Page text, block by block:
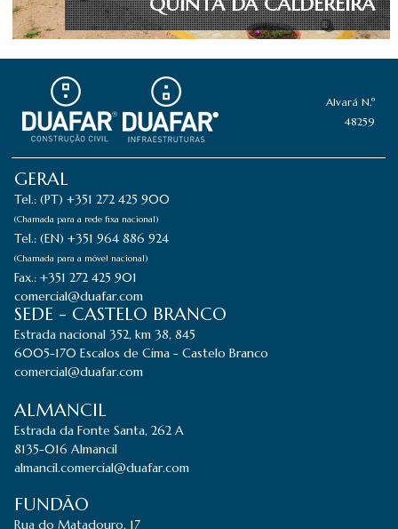
Alvará N.º
48259
GERAL
Tel.: (PT) +351 272 425 900
(Chamada para a rede fixa nacional)
Tel.: (EN) +351 964 886 924
(Chamada para a móvel nacional)
Fax.: +351 272 425 901
comercial@duafar.com
SEDE - CASTELO BRANCO
Estrada nacional 352, km 38, 845
6005-170 Escalos de Cima - Castelo Branco
comercial@duafar.com
ALMANCIL
Estrada da Fonte Santa, 262 A
8135-016 Almancil
almancil.comercial@duafar.com
FUNDÃO
Rua do Matadouro, 17